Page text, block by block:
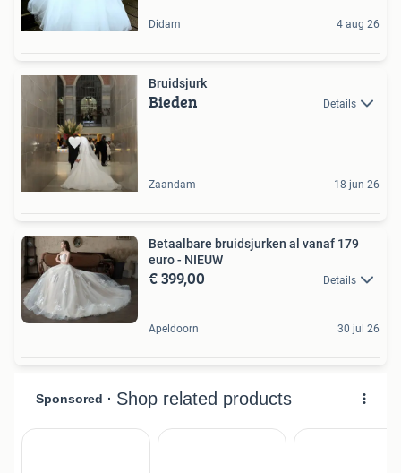
Didam 4 aug 26
Bruidsjurk
Bieden Details
Zaandam 18 jun 26
Betaalbare bruidsjurken al vanaf 179
euro - NIEUW
€ 399,00 Details
Apeldoorn 30 jul 26